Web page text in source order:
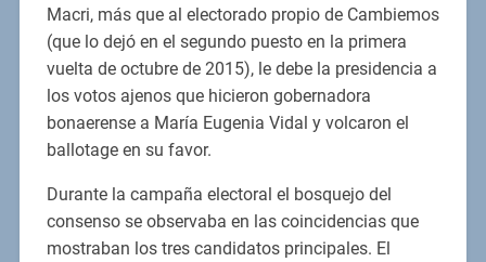
Macri, más que al electorado propio de Cambiemos
(que lo dejó en el segundo puesto en la primera
vuelta de octubre de 2015), le debe la presidencia a
los votos ajenos que hicieron gobernadora
bonaerense a María Eugenia Vidal y volcaron el
ballotage en su favor.
Durante la campaña electoral el bosquejo del
consenso se observaba en las coincidencias que
mostraban los tres candidatos principales. El